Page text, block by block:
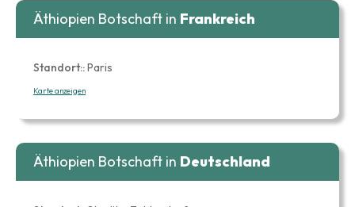
Äthiopien Botschaft in Frankreich
Standort::Paris
Karte anzeigen
Äthiopien Botschaft in Deutschland